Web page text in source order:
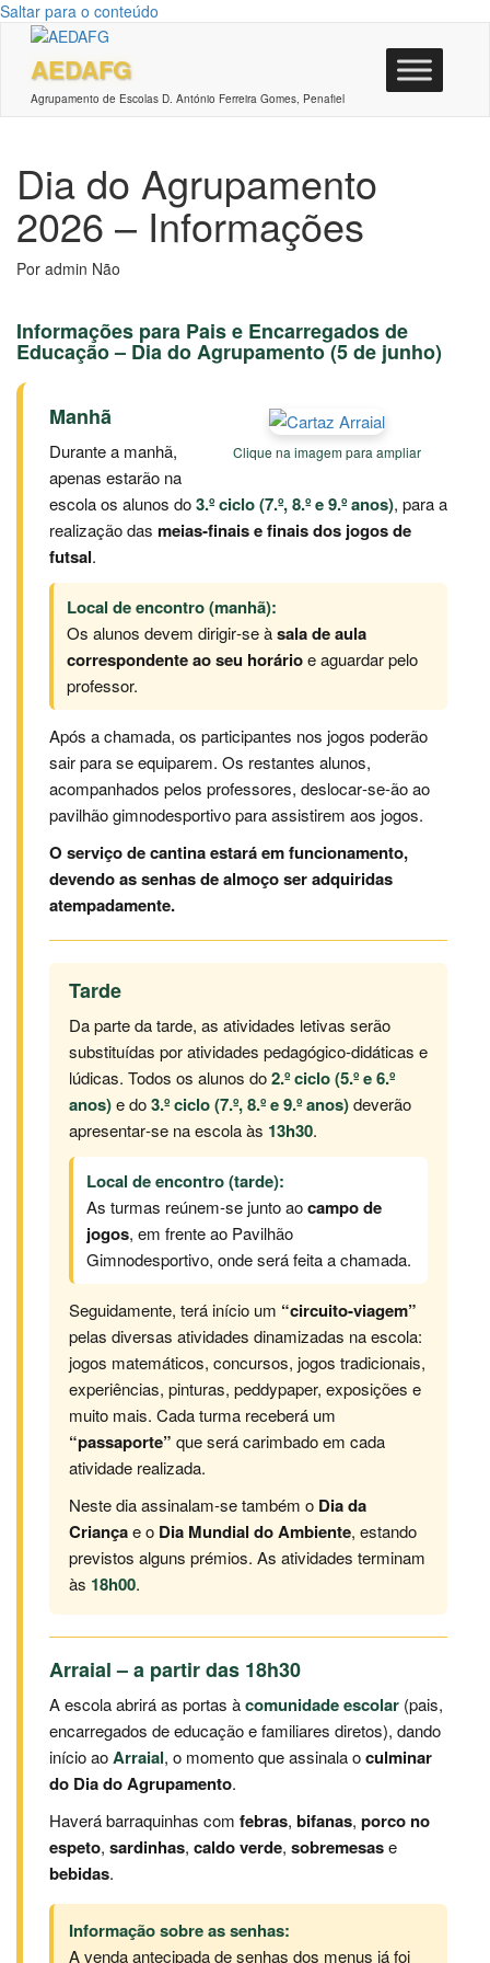
Saltar para o conteúdo
AEDAFG
Agrupamento de Escolas D. António Ferreira Gomes, Penafiel
Dia do Agrupamento
2026 – Informações
Por admin Não
Informações para Pais e Encarregados de
Educação – Dia do Agrupamento (5 de junho)
Clique na imagem para ampliar
Manhã
Durante a manhã,
apenas estarão na
escola os alunos do3.º ciclo (7.º, 8.º e 9.º anos), para a
realização das meias‑finais e finais dos jogos de
futsal.
Local de encontro (manhã):
Os alunos devem dirigir‑se àsala de aula
correspondente ao seu horárioe aguardar pelo
professor.
Após a chamada, os participantes nos jogos poderão
sair para se equiparem. Os restantes alunos,
acompanhados pelos professores, deslocar‑se‑ão ao
pavilhão gimnodesportivo para assistirem aos jogos.
O serviço de cantina estará em funcionamento,
devendo as senhas de almoço ser adquiridas
atempadamente.
Tarde
Da parte da tarde, as atividades letivas serão
substituídas por atividades pedagógico‑didáticas e
lúdicas. Todos os alunos do2.º ciclo (5.º e 6.º
anos)e do3.º ciclo (7.º, 8.º e 9.º anos)deverão
apresentar‑se na escola às 13h30.
Local de encontro (tarde):
As turmas reúnem‑se junto aocampo de
jogos, em frente ao Pavilhão
Gimnodesportivo, onde será feita a chamada.
Seguidamente, terá início um “circuito‑viagem”
pelas diversas atividades dinamizadas na escola:
jogos matemáticos, concursos, jogos tradicionais,
experiências, pinturas, peddypaper, exposições e
muito mais. Cada turma receberá um
“passaporte” que será carimbado em cada
atividade realizada.
Neste dia assinalam‑se também o Dia da
Criançae o Dia Mundial do Ambiente, estando
previstos alguns prémios. As atividades terminam
às 18h00.
Arraial – a partir das 18h30
A escola abrirá as portas àcomunidade escolar (pais,
encarregados de educação e familiares diretos), dando
início aoArraial, o momento que assinala oculminar
do Dia do Agrupamento.
Haverá barraquinhas com febras, bifanas, porco no
espeto, sardinhas, caldo verde, sobremesase
bebidas.
Informação sobre as senhas:
A venda antecipada de senhas dos menus já foi